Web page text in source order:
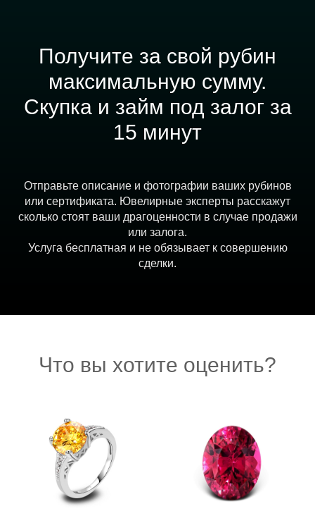
Получите за свой рубин
максимальную сумму.
Скупка и займ под залог за
15 минут
Отправьте описание и фотографии ваших рубинов
или сертификата. Ювелирные эксперты расскажут
сколько стоят ваши драгоценности в случае продажи
или залога.
Услуга бесплатная и не обязывает к совершению
сделки.
Что вы хотите оценить?